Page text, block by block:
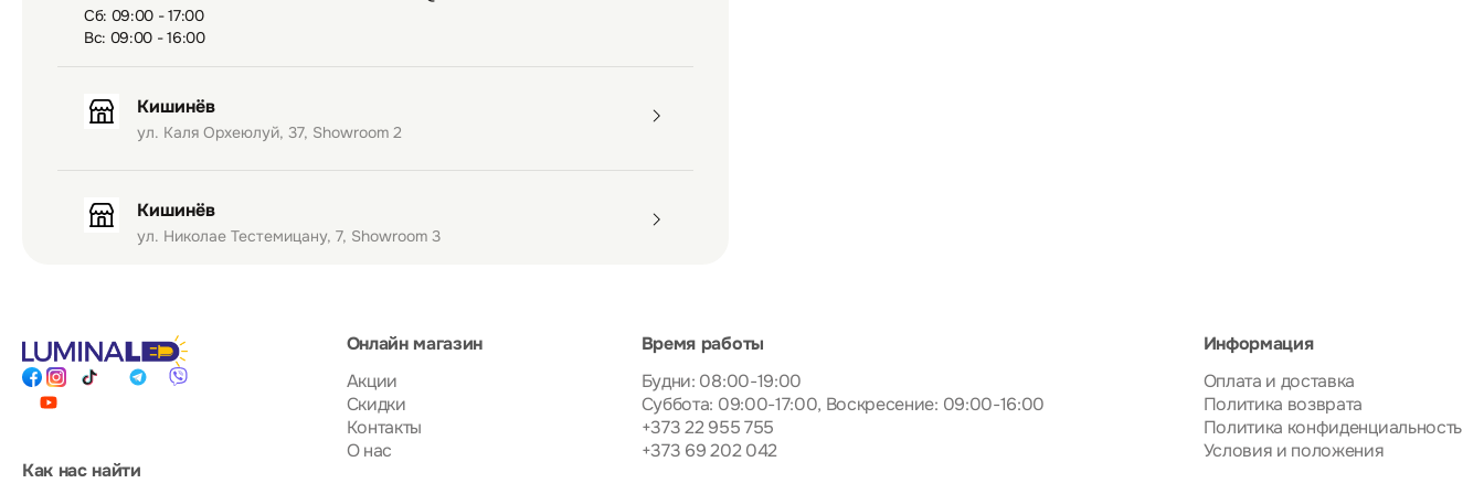
Сб: 09:00 - 17:00
Вс: 09:00 - 16:00
Кишинёв
ул. Каля Орхеюлуй, 37, Showroom 2
Кишинёв
ул. Николае Тестемицану, 7, Showroom 3
Онлайн магазин
Акции
Скидки
Контакты
О нас
Время работы
Будни: 08:00-19:00
Суббота: 09:00-17:00, Воскресение: 09:00-16:00
+373 22 955 755
+373 69 202 042
Информация
Оплата и доставка
Политика возврата
Политика конфиденциальность
Условия и положения
Как нас найти